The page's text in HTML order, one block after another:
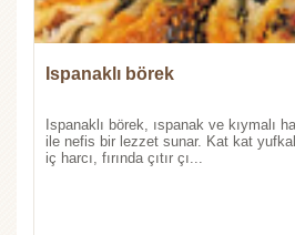
Ispanaklı börek
Ispanaklı börek, ıspanak ve kıymalı
ile nefis bir lezzet sunar. Kat kat
iç harcı, fırında çıtır çı...